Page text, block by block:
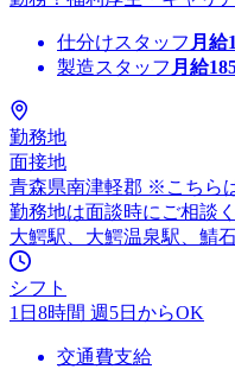
仕分けスタッフ 月給
製造スタッフ 月給
勤務地
面接地
青森県南津軽郡 ※こちら
勤務地は面談時にご相談く
大鰐駅、大鰐温泉駅、鯖
シフト
1日8時間 週5日からOK
交通費支給